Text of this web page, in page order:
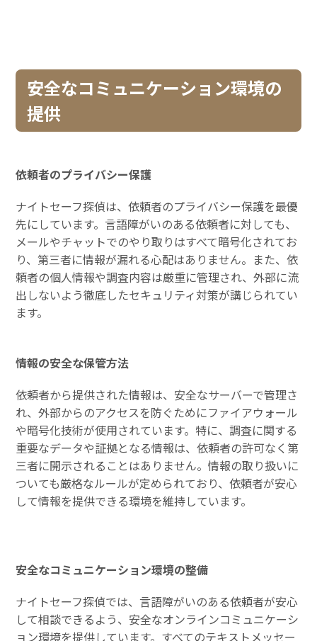
安全なコミュニケーション環境の
提供
依頼者のプライバシー保護
ナイトセーフ探偵は、依頼者のプライバシー保護を最優
先にしています。言語障がいのある依頼者に対しても、
メールやチャットでのやり取りはすべて暗号化されてお
り、第三者に情報が漏れる心配はありません。また、依
頼者の個人情報や調査内容は厳重に管理され、外部に流
出しないよう徹底したセキュリティ対策が講じられてい
ます。
情報の安全な保管方法
依頼者から提供された情報は、安全なサーバーで管理さ
れ、外部からのアクセスを防ぐためにファイアウォール
や暗号化技術が使用されています。特に、調査に関する
重要なデータや証拠となる情報は、依頼者の許可なく第
三者に開示されることはありません。情報の取り扱いに
ついても厳格なルールが定められており、依頼者が安心
して情報を提供できる環境を維持しています。
安全なコミュニケーション環境の整備
ナイトセーフ探偵では、言語障がいのある依頼者が安心
して相談できるよう、安全なオンラインコミュニケーシ
ョン環境を提供しています。すべてのテキストメッセー